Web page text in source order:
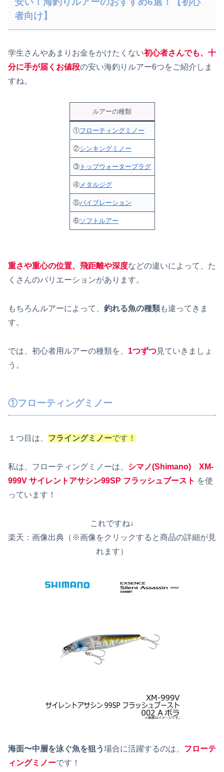
者向け】
学生さんやあまりお金をかけたくない初心者さんでも、十
分に手が届くお値段の安い海釣りルアー6つをご紹介しま
すね。
ルアーの種類
①フローティングミノー
②シンキングミノー
③トップウォータープラグ
④メタルジグ
⑤バイブレーション
⑥ソフトルアー
重さや重心の位置、飛距離や深度などの違いによって、た
くさんのバリエーションがあります。
もちろんルアーによって、 釣れる魚の種類も違ってきま
す。
では、初心者用ルアーの種類を、 1つずつ見ていきましょ
う。
①フローティングミノー
１つ目は、 フライングミノーです！
私は、フローティングミノーは、 シマノ(Shimano) XM-
999V サイレントアサシン99SP フラッシュブースト を使
っています！
これですね↓
楽天：画像出典（※画像をクリックすると商品の詳細が見
れます）
海面〜中層を泳ぐ魚を狙う場合に活躍するのは、 フローテ
ィングミノーです！